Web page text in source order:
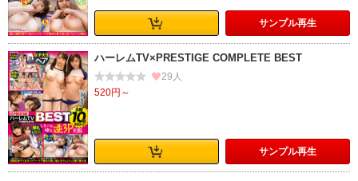
サンプル再生
ハーレムTV×PRESTIGE COMPLETE BEST
29人
520円～
サンプル再生